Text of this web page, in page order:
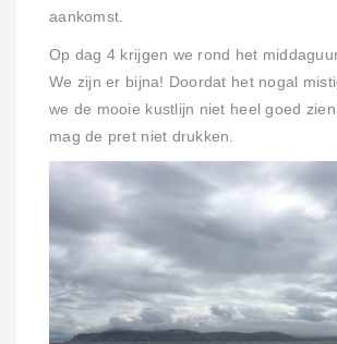
aankomst.
Op dag 4 krijgen we rond het
We zijn er bijna! Doordat het nogal
we de mooie kustlijn niet heel goed
mag de pret niet drukken.